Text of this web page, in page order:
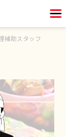
補助スタッフ